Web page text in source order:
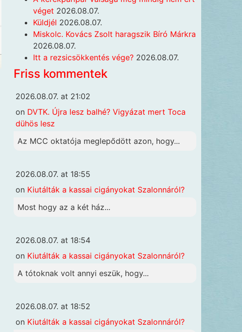
véget 2026.08.07.
Küldjél 2026.08.07.
Miskolc. Kovács Zsolt haragszik Bíró Márkra
2026.08.07.
Itt a rezsicsökkentés vége? 2026.08.07.
Friss kommentek
2026.08.07. at 21:02
on DVTK. Újra lesz balhé? Vigyázat mert Toca
dühös lesz
Az MCC oktatója meglepődött azon, hogy...
2026.08.07. at 18:55
on Kiutálták a kassai cigányokat Szalonnáról?
Most hogy az a két ház...
2026.08.07. at 18:54
on Kiutálták a kassai cigányokat Szalonnáról?
A tótoknak volt annyi eszük, hogy...
2026.08.07. at 18:52
on Kiutálták a kassai cigányokat Szalonnáról?